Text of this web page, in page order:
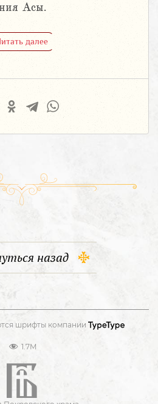
Асы.
далее
назад
шрифты компании
1.7M